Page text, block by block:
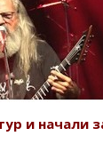
и начали